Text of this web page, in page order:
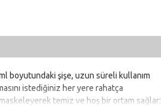
boyutundaki şişe, uzun süreli kullanım
istediğiniz her yere rahatça
temiz ve hoş bir ortam sağlar;